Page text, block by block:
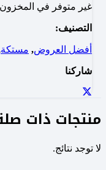
غير متوفر في المخزون
التصنيف:
أفضل العروض, مستكة
شاركنا
منتجات ذات
لا توجد نتائج.